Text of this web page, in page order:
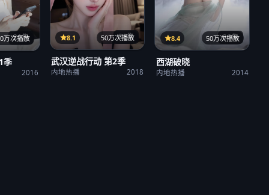
21集
万次播放
季
2016
31集
8.1 50万次播放
武汉逆战行动 第2季
内地热播 2018
36集
8.4 50万次播放
西湖破晓
内地热播 2014